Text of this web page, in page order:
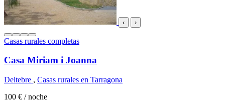
‹ ›
Casas rurales completas
Casa Miriam i Joanna
Deltebre , Casas rurales en Tarragona
100 € / noche